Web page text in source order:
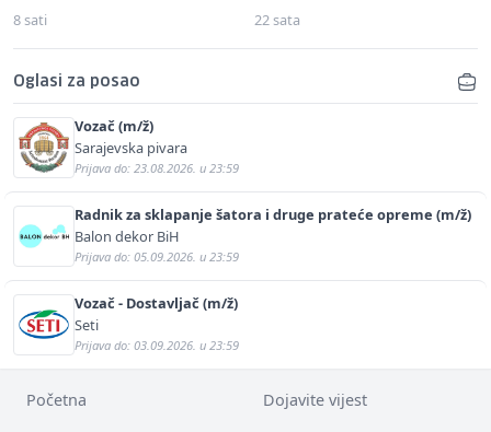
8 sati 22 sata
Oglasi za posao
Vozač (m/ž)
Sarajevska pivara
Prijava do: 23.08.2026. u 23:59
Radnik za sklapanje šatora i druge prateće opreme (m/ž)
Balon dekor BiH
Prijava do: 05.09.2026. u 23:59
Vozač - Dostavljač (m/ž)
Seti
Prijava do: 03.09.2026. u 23:59
Početna Dojavite vijest